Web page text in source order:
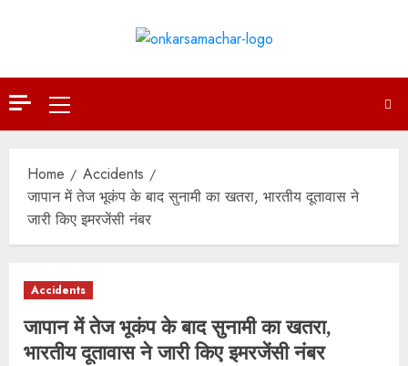
Primary
Menu
Home
Accidents
जापान में तेज भूकंप के बाद सुनामी का खतरा, भारतीय दूतावास ने
जारी किए इमरजेंसी नंबर
Accidents
जापान में तेज भूकंप के बाद सुनामी का खतरा,
भारतीय दूतावास ने जारी किए इमरजेंसी नंबर